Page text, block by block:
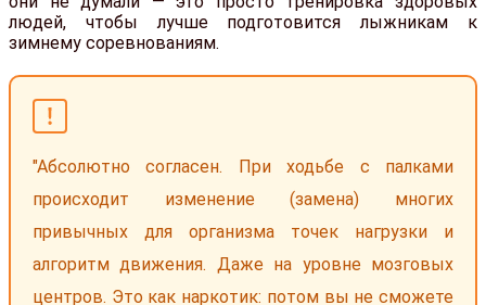
людей, чтобы лучше подготовится лыжникам к
зимнему соревнованиям.
"Абсолютно согласен. При ходьбе с палками
происходит изменение (замена) многих
привычных для организма точек нагрузки и
алгоритм движения. Даже на уровне мозговых
центров. Это как наркотик: потом вы не сможете